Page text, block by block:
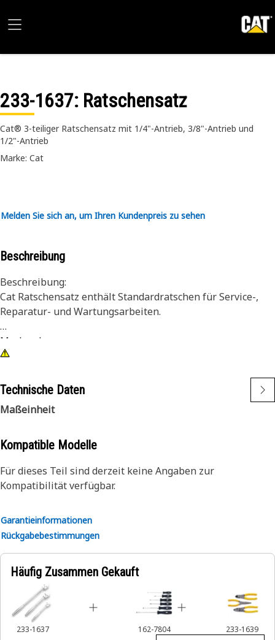
233-1637: Ratschensatz
Cat® 3-teiliger Ratschensatz mit 1/4"-Antrieb, 3/8"-Antrieb und
1/2"-Antrieb
Marke: Cat
Melden Sie sich an, um Ihren Kundenpreis zu sehen
Beschreibung
Beschreibung:
Cat Ratschensatz enthält Standardratschen für Service-,
Reparatur- und Wartungsarbeiten.
Merkmale:
• Standard-Vierkantantriebe 1/4, 3/8 und 1/2
• Set enthält Ratschenablage
• Oberfläche: Chrom
Technische Daten
Maßeinheit
Kompatible Modelle
Für dieses Teil sind derzeit keine Angaben zur
Kompatibilität verfügbar.
Garantieinformationen
Rückgabebestimmungen
Häufig Zusammen Gekauft
233-1637 162-7804 233-1639